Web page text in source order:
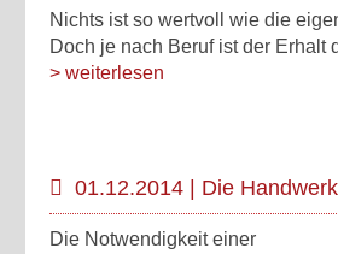
Nichts ist so wertvoll wie die
Doch je nach Beruf ist der Erhalt
> weiterlesen
01.12.2014 | Die
Die Notwendigkeit einer